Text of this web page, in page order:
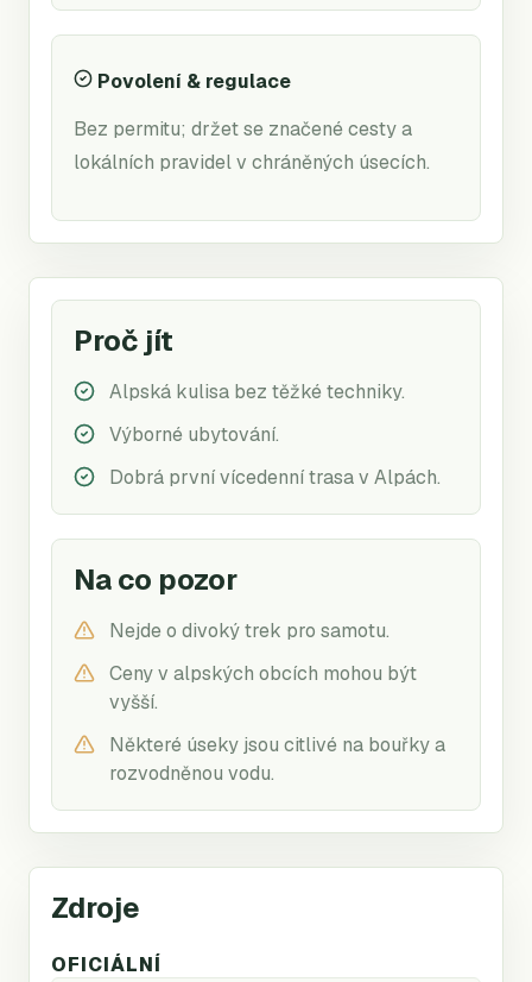
Povolení & regulace
Bez permitu; držet se značené cesty a
lokálních pravidel v chráněných úsecích.
Proč jít
Alpská kulisa bez těžké techniky.
Výborné ubytování.
Dobrá první vícedenní trasa v Alpách.
Na co pozor
Nejde o divoký trek pro samotu.
Ceny v alpských obcích mohou být
vyšší.
Některé úseky jsou citlivé na bouřky a
rozvodněnou vodu.
Zdroje
OFICIÁLNÍ